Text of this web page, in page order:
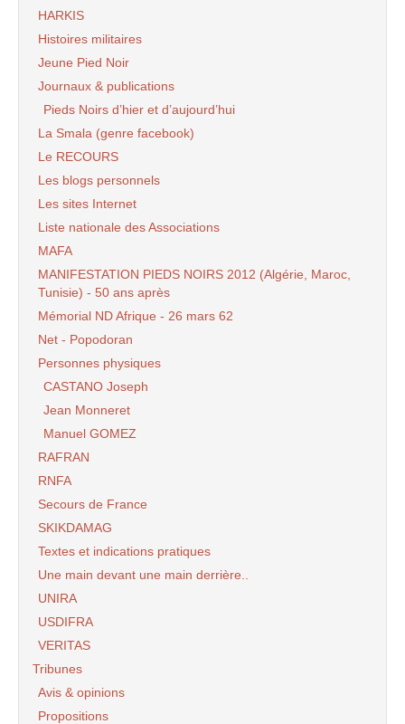
HARKIS
Histoires militaires
Jeune Pied Noir
Journaux & publications
Pieds Noirs d’hier et d’aujourd’hui
La Smala (genre facebook)
Le RECOURS
Les blogs personnels
Les sites Internet
Liste nationale des Associations
MAFA
MANIFESTATION PIEDS NOIRS 2012 (Algérie, Maroc,
Tunisie) - 50 ans après
Mémorial ND Afrique - 26 mars 62
Net - Popodoran
Personnes physiques
CASTANO Joseph
Jean Monneret
Manuel GOMEZ
RAFRAN
RNFA
Secours de France
SKIKDAMAG
Textes et indications pratiques
Une main devant une main derrière..
UNIRA
USDIFRA
VERITAS
Tribunes
Avis & opinions
Propositions